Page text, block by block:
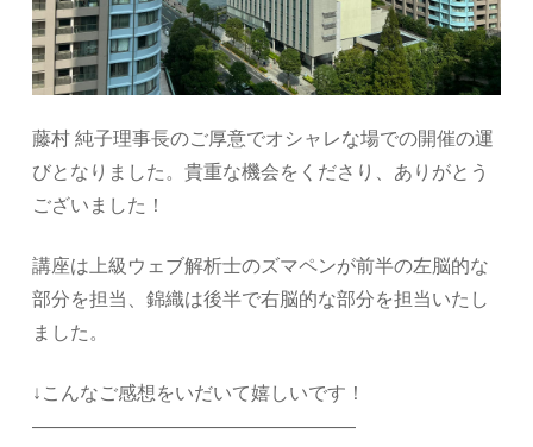
藤村 純子理事長のご厚意でオシャレな場での開催の運
びとなりました。貴重な機会をくださり、ありがとう
ございました！
講座は上級ウェブ解析士のズマペンが前半の左脳的な
部分を担当、錦織は後半で右脳的な部分を担当いたし
ました。
↓こんなご感想をいだいて嬉しいです！
—————————————————